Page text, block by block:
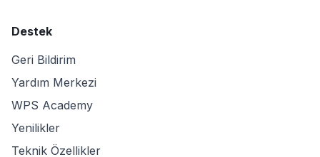
Destek
Geri Bildirim
Yardım Merkezi
WPS Academy
Yenilikler
Teknik Özellikler